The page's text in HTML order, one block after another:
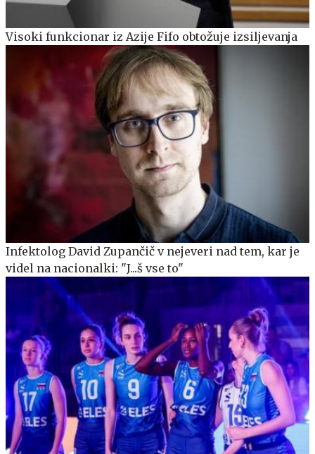
Visoki funkcionar iz Azije Fifo obtožuje izsiljevanja
Infektolog David Zupančič v nejeveri nad tem, kar je
videl na nacionalki: "J...š vse to"